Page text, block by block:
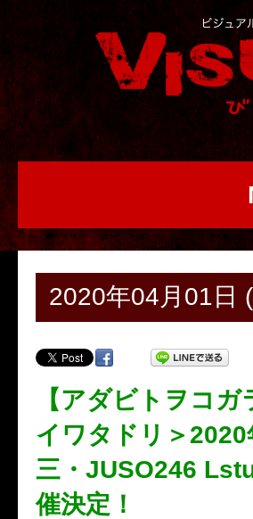
2020年04月01日
【アダビトヲコ
イワタドリ＞
三・JUSO246
催決定！